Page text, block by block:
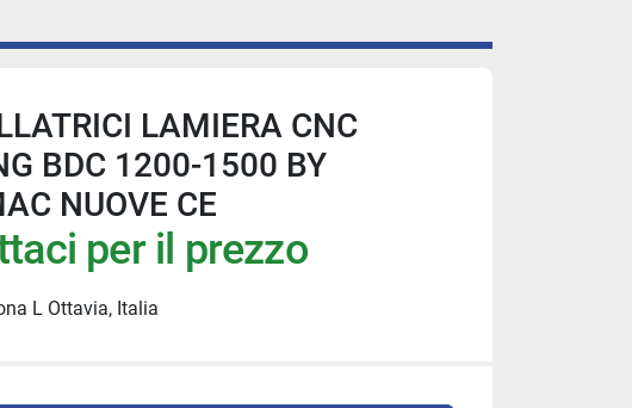
LAMIERA CNC
BDC 1200-1500 BY
NUOVE CE
per il prezzo
L Ottavia, Italia